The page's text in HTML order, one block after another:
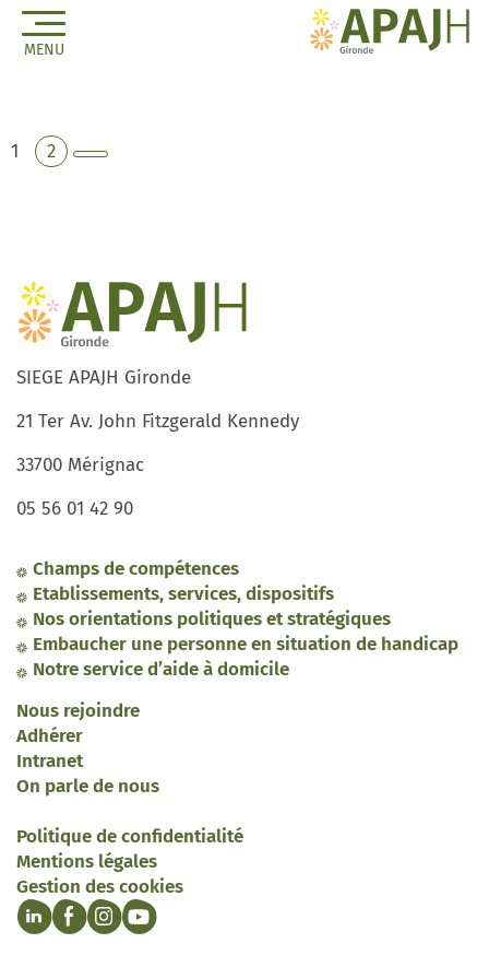
MENU
Pagination
Page
1 Page
2
SIEGE APAJH Gironde
21 Ter Av. John Fitzgerald Kennedy
33700 Mérignac
05 56 01 42 90
Champs de compétences
Etablissements, services, dispositifs
Nos orientations politiques et stratégiques
Embaucher une personne en situation de handicap
Notre service d’aide à domicile
Nous rejoindre
Adhérer
Intranet
On parle de nous
Politique de confidentialité
Mentions légales
Gestion des cookies